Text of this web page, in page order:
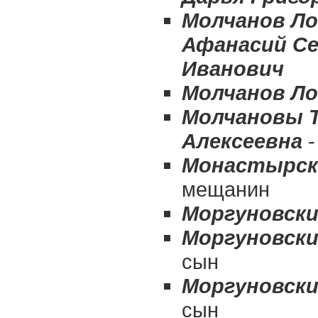
Молчанов
Афанасий
Иванович
Молчанов
Молчановы
Алексеевна
мещанин
сын
сын